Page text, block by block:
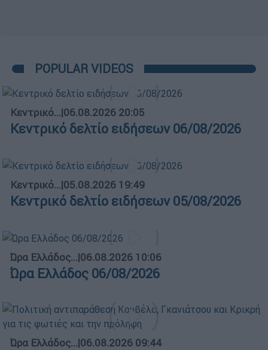
POPULAR VIDEOS
Κεντρικό...|06.08.2026 20:05
Κεντρικό δελτίο ειδήσεων 06/08/2026
Κεντρικό...|05.08.2026 19:49
Κεντρικό δελτίο ειδήσεων 05/08/2026
Ώρα Ελλάδος...|06.08.2026 10:06
Ώρα Ελλάδος 06/08/2026
Ώρα Ελλάδος...|06.08.2026 09:44